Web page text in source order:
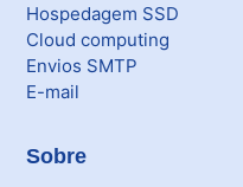
Interno - CloudStack
Interno -
Hospedagem SSD
Cloud computing
Envios SMTP
E-mail
Sobre